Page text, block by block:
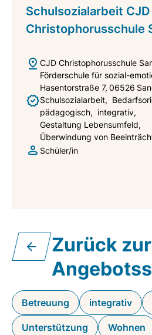
Schulsozialarbeit CJD
Christophorusschule
CJD Christophorusschule
Förderschule für sozial-
Hasentorstraße 7 06526
Schulsozialarbeit
pädagogisch
integrativ
Gestaltung Lebensumfeld
Überwindung von
Schüler/in
Zurück zur
Betreuung integrativ
Unterstützung Wohnen